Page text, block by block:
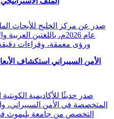
صدر عن مركز الخليج للأبحاث
عام 2026م، باللغتين
ورؤى معمقة، وقراءات دقيقة
الأمن السيبراني استكشاف
المتخصصة في الأمن السيبراني،
التخصص من جامعة بليموث في